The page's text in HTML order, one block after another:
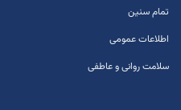
تمام سنین
اطلاعات عمومی
سلامت روانی و عاطفی